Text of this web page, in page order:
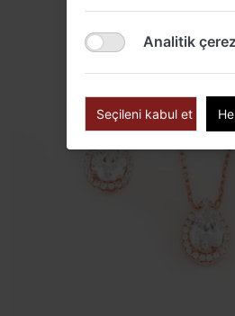
Analitik
Seçileni kabul et